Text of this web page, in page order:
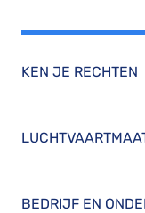
KEN JE RECHTEN
BEDRIJF EN